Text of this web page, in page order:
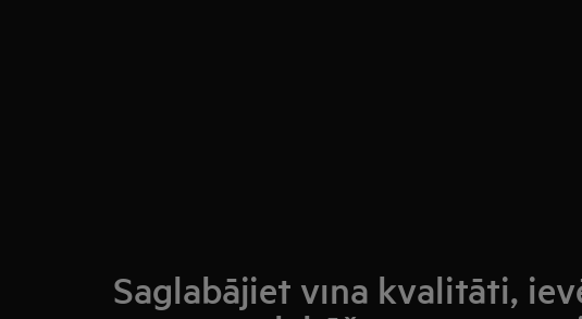
Saglabājiet vīna kvalitāti,